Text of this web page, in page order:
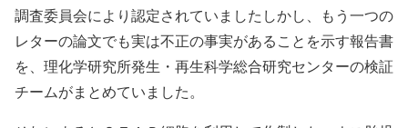
調査委員会により認定されていましたしかし、もう一つの
レターの論文でも実は不正の事実があることを示す報告書
を、理化学研究所発生・再生科学総合研究センターの検証
チームがまとめていました。